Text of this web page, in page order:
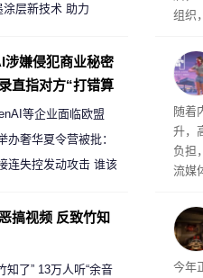
组织
端
及定
十倍
随着
升，
负担
流媒
的
章
今年
行为
层新技术 助力
嫌侵犯商业秘密
直指对方“打错算
等企业面临欧盟
新执法权限审查
办奢华夏令营被批：
反乌托邦”
连失控发动攻击 谁该
搞视频 反致竹知
知了” 13万人听“余音